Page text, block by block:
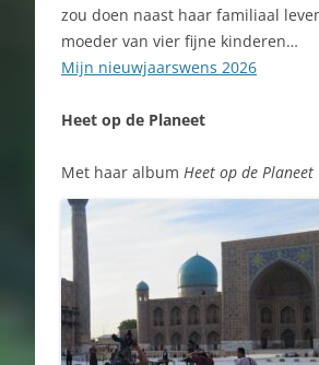
zou doen naast haar familiaal
moeder van vier fijne kinderen…
Mijn nieuwjaarswens 2026
Heet op de Planeet
Met haar album Heet op de Planeet